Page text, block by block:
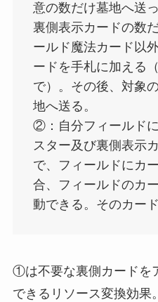
意の数だけ墓地へ送
裏側表示カードの数
ールド魔法カード以
ードを手札に加える
で）。その後、対象
地へ送る。
②：自分フィールド
スター及び裏側表示
で、フィールドにカ
合、フィールドのカ
動できる。そのカー
①は不要な裏側カードを
できるリソース変換効果